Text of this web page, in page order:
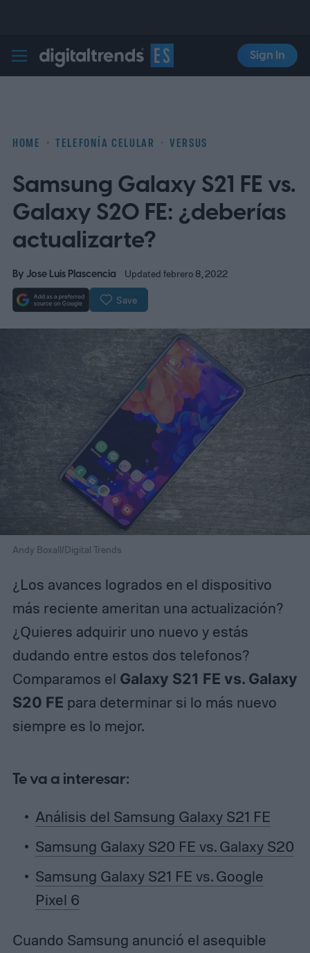
Digital Trends Español
Sign In
HOME TELEFONÍA CELULAR VERSUS
Samsung Galaxy S21 FE vs.
Galaxy S20 FE: ¿deberías
actualizarte?
ByJose Luis Plascencia Updated febrero 8, 2022
Save
Andy Boxall/Digital Trends
¿Los avances logrados en el dispositivo
más reciente ameritan una actualización?
¿Quieres adquirir uno nuevo y estás
dudando entre estos dos telefonos?
Comparamos el Galaxy S21 FE vs. Galaxy
S20 FE para determinar si lo más nuevo
siempre es lo mejor.
Te va a interesar:
Análisis del Samsung Galaxy S21 FE
Samsung Galaxy S20 FE vs. Galaxy S20
Samsung Galaxy S21 FE vs. Google
Pixel 6
Cuando Samsung anunció el asequible